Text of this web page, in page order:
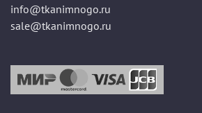
info@tkanimnogo.ru
sale@tkanimnogo.ru